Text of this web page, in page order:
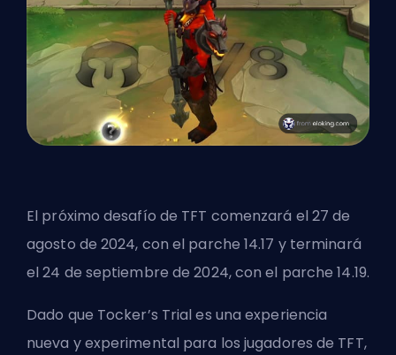
El próximo desafío de TFT comenzará el 27 de
agosto de 2024, con el parche 14.17 y terminará
el 24 de septiembre de 2024, con el parche 14.19.
Dado que Tocker’s Trial es una experiencia
nueva y experimental para los jugadores de TFT,